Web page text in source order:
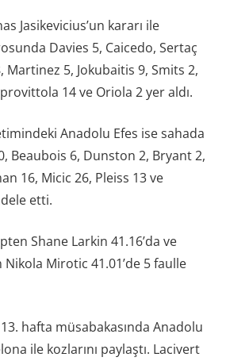
Jasikevicius’un kararı ile
Davies 5, Caicedo, Sertaç
Martinez 5, Jokubaitis 9, Smits 2,
14 ve Oriola 2 yer aldı.
Anadolu Efes ise sahada
Beaubois 6, Dunston 2, Bryant 2,
16, Micic 26, Pleiss 13 ve
etti.
Shane Larkin 41.16’da ve
Nikola Mirotic 41.01’de 5 faulle
hafta müsabakasında Anadolu
ile kozlarını paylaştı. Lacivert